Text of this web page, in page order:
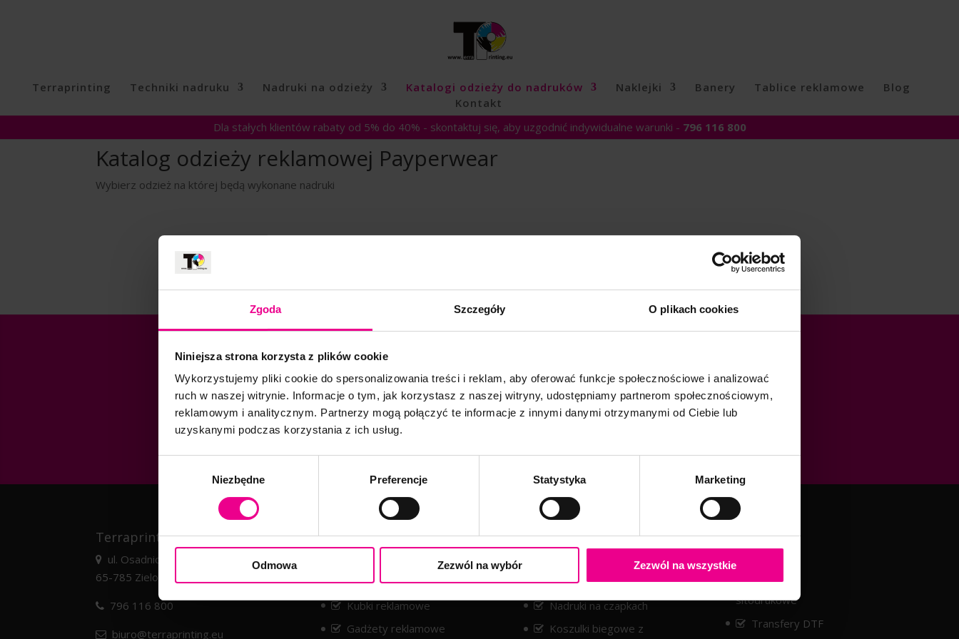
Zgoda Szczegóły O plikach cookies
Niniejsza strona korzysta z plików cookie
Wykorzystujemy pliki cookie do spersonalizowania treści i reklam, aby oferować funkcje społecznościowe i analizować
ruch w naszej witrynie. Informacje o tym, jak korzystasz z naszej witryny, udostępniamy partnerom społecznościowym,
reklamowym i analitycznym. Partnerzy mogą połączyć te informacje z innymi danymi otrzymanymi od Ciebie lub
uzyskanymi podczas korzystania z ich usług.
Niezbędne Preferencje Statystyka Marketing
Odmowa Zezwól na wybór Zezwól na wszystkie
Terraprinting Techniki nadruku Nadruki na odzieży Katalogi odzieży do nadruków Naklejki Banery Tablice reklamowe
Blog
Kontakt
Dla stałych klientów rabaty od 5% do 40% - skontaktuj się, aby uzgodnić indywidualne warunki - 796 116 800
Katalog odzieży reklamowej Payperwear
Wybierz odzież na której będą wykonane nadruki
Potrzebujesz nadruków na odzieży?
Sitodruk, flex, druk DTF, sublimacja
Terraprinting
ul. Osadnicza 35
65-785 Zielona Góra
796 116 800
biuro@terraprinting.eu
Nadruki
Torby z nadrukiem
Naklejki
Kubki reklamowe
Gadżety reklamowe
Odzież z nadrukiem
Nadruki na koszulkach
Koszulki reklamowe
Nadruki na czapkach
Koszulki biegowe z
Drukarnia
Transfery
sitodrukowe
Transfery DTF